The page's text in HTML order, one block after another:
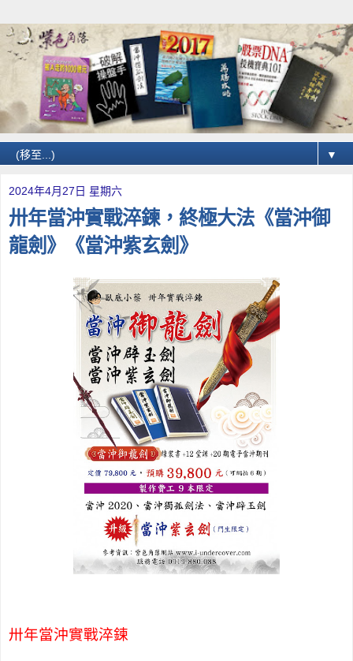
▼
2024年4月27日 星期六
卅年當沖實戰淬鍊，終極大法《當沖御
龍劍》《當沖紫玄劍》
卅年當沖實戰淬鍊